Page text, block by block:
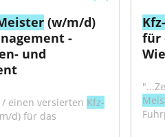
(w/m/d)
-
und
einen versierten Kfz-
d) für das
für